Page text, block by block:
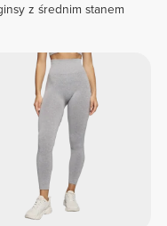
z średnim stanem